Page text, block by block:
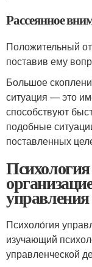
Рассеянное
Положительный
поставив ему
Большое
ситуация — это
способствуют
подобные
поставленных
управления
Психоло́гия
изучающий
управленческой